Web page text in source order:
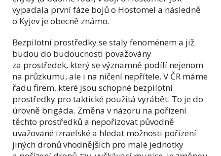
vypadala první fáze bojů o Hostomel a následně
o Kyjev je obecně známo.
Bezpilotní prostředky se staly fenoménem a již
budou do budoucnosti považovány
za prostředek, který se významně podílí nejenom
na průzkumu, ale i na ničení nepřítele. V ČR máme
řadu firem, které jsou schopné bezpilotní
prostředky pro taktické použitá vyrábět. To je do
úrovně brigáda. Změna v názoru na pořízení
těchto prostředků a nepořizovat původně
uvažované izraelské a hledat možnosti pořízení
jiných dronů vhodnějších pro malé jednotky